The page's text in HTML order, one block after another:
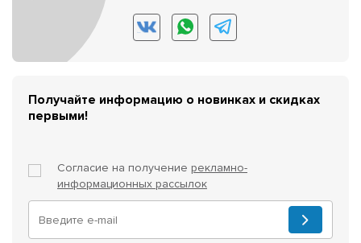
Получайте информацию о новинках и скидках
первыми!
Согласие на получение рекламно-
информационных рассылок